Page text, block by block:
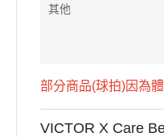
其他
部分商品(球拍)因為
VICTOR X Care